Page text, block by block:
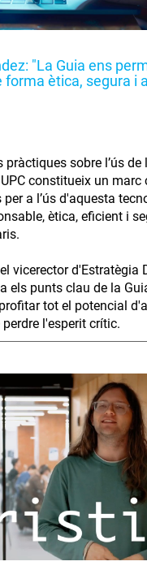
"La Guia ens
forma ètica, segura i
pràctiques sobre l’ús de
constitueix un marc
a l’ús d'aquesta
ètica, eficient i
vicerector d'Estratègia
els punts clau de la
tot el potencial
l'esperit crític.